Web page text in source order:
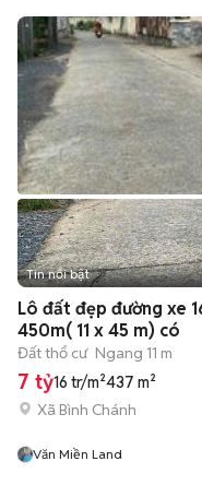
Tin nổi bật
Lô đất đẹp đường xe
450m( 11 x 45 m) có
Đất thổ cư Ngang 11 m
7 tỷ16 tr/m²437 m²
Xã Bình Chánh
Văn Miền Land